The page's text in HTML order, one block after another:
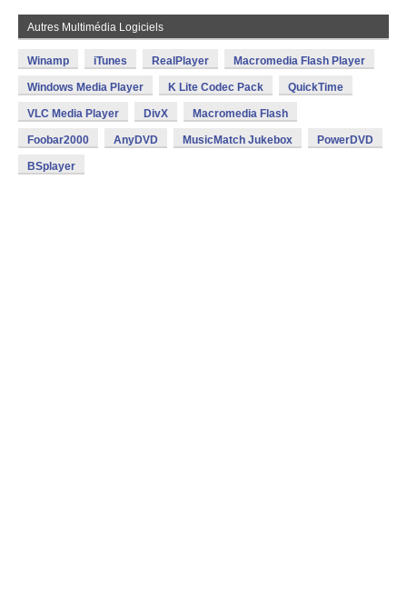
Autres Multimédia Logiciels
Winamp iTunes RealPlayer Macromedia Flash Player
Windows Media Player K Lite Codec Pack QuickTime
VLC Media Player DivX Macromedia Flash
Foobar2000 AnyDVD MusicMatch Jukebox PowerDVD
BSplayer